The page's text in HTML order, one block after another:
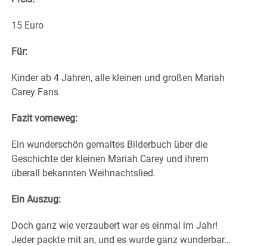
15 Euro
Für:
Kinder ab 4 Jahren, alle kleinen und großen Mariah
Carey Fans
Fazit vorneweg:
Ein wunderschön gemaltes Bilderbuch über die
Geschichte der kleinen Mariah Carey und ihrem
überall bekannten Weihnachtslied.
Ein Auszug:
Doch ganz wie verzaubert war es einmal im Jahr!
Jeder packte mit an, und es wurde ganz wunderbar…